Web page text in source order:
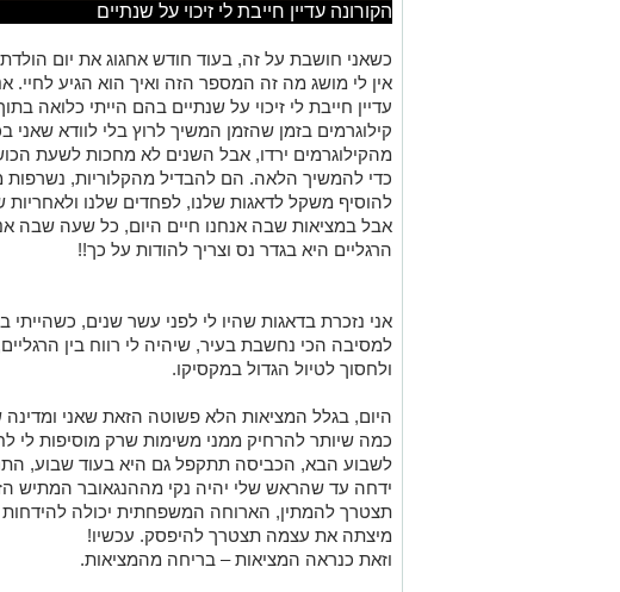
הקורונה עדיין חייבת לי זיכוי על שנתיים
כשאני חושבת על זה, בעוד חודש אחגוג את יום הולדתי
אין לי מושג מה זה המספר הזה ואיך הוא הגיע לחיי.
עדיין חייבת לי זיכוי על שנתיים בהם הייתי כלואה
קילוגרמים בזמן שהזמן המשיך לרוץ בלי לוודא שאני
מהקילוגרמים ירדו, אבל השנים לא מחכות לשעת
כדי להמשיך הלאה. הם להבדיל מהקלוריות, נשרפות
להוסיף משקל לדאגות שלנו, לפחדים שלנו ולאחריות
אבל במציאות שבה אנחנו חיים היום, כל שעה שבה
הרגליים היא בגדר נס וצריך להודות על כך!!
אני נזכרת בדאגות שהיו לי לפני עשר שנים, כשהייתי בת
למסיבה הכי נחשבת בעיר, שיהיה לי רווח בין
ולחסוך לטיול הגדול במקסיקו.
היום, בגלל המציאות הלא פשוטה הזאת שאני
כמה שיותר להרחיק ממני משימות שרק מוסיפות לי
לשבוע הבא, הכביסה תתקפל גם היא בעוד שבוע,
ידחה עד שהראש שלי יהיה נקי מההנגאובר המתיש
תצטרך להמתין, הארוחה המשפחתית יכולה
מיצתה את עצמה תצטרך להיפסק. עכשיו!
וזאת כנראה המציאות– בריחה מהמציאות.